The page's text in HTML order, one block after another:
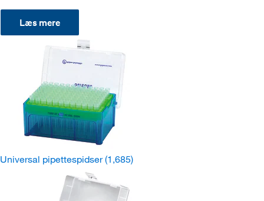
Læs mere
Universal pipettespidser(1,685)